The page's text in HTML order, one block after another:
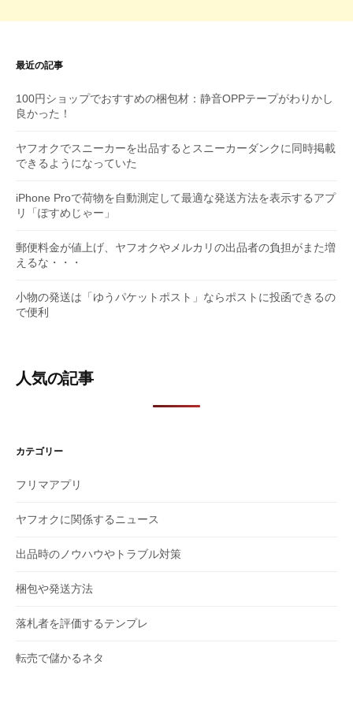
最近の記事
100円ショップでおすすめの梱包材：静音OPPテープがわりかし
良かった！
ヤフオクでスニーカーを出品するとスニーカーダンクに同時掲載
できるようになっていた
iPhone Proで荷物を自動測定して最適な発送方法を表示するアプ
リ「ぽすめじゃー」
郵便料金が値上げ、ヤフオクやメルカリの出品者の負担がまた増
えるな・・・
小物の発送は「ゆうパケットポスト」ならポストに投函できるの
で便利
人気の記事
カテゴリー
フリマアプリ
ヤフオクに関係するニュース
出品時のノウハウやトラブル対策
梱包や発送方法
落札者を評価するテンプレ
転売で儲かるネタ